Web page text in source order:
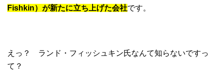
Fishkin）が新たに立ち上げた会社です。
えっ？ ランド・フィッシュキン氏なんて知らないですっ
て？